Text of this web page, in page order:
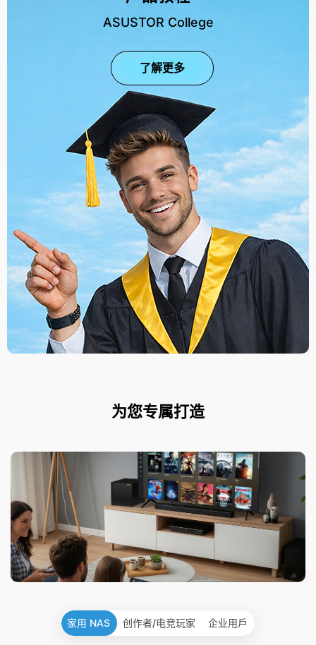
ASUSTOR College
了解更多
为您专属打造
家用 NAS 创作者/电竞玩家 企业用戶